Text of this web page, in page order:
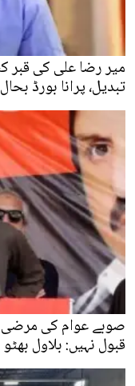
میر رضا علی کی قبر
تبدیل، پرانا بورڈ بحال
صوبے عوام کی مرضی
قبول نہیں: بلاول بھٹو